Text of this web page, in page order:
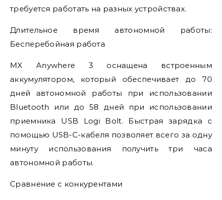
требуется работать на разных устройствах.
Длительное время автономной работы:
Бесперебойная работа
MX Anywhere 3 оснащена встроенным
аккумулятором, который обеспечивает до 70
дней автономной работы при использовании
Bluetooth или до 58 дней при использовании
приемника USB Logi Bolt. Быстрая зарядка с
помощью USB-C-кабеля позволяет всего за одну
минуту использования получить три часа
автономной работы.
Сравнение с конкурентами